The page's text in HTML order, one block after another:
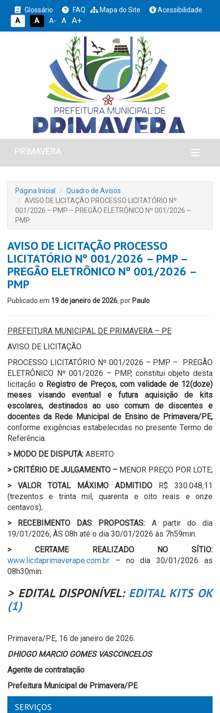
Glossário FAQ Mapa do Site
Acessibilidade
A
A A- A A+
PRIMAVERA
Página Inicial
Quadro de Avisos
AVISO DE LICITAÇÃO PROCESSO LICITATÓRIO Nº
001/2026 – PMP – PREGÃO ELETRÔNICO Nº 001/2026 –
PMP
AVISO DE LICITAÇÃO PROCESSO
LICITATÓRIO Nº 001/2026 – PMP –
PREGÃO ELETRÔNICO Nº 001/2026 –
PMP
Publicado em 19 de janeiro de 2026, por Paulo
PREFEITURA MUNICIPAL DE PRIMAVERA – PE
AVISO DE LICITAÇÃO
PROCESSO LICITATÓRIO Nº 001/2026 – PMP – PREGÃO
ELETRÔNICO Nº 001/2026 – PMP, constitui objeto desta
licitação o Registro de Preços, com validade de 12(doze)
meses visando eventual e futura aquisição de kits
escolares, destinados ao uso comum de discentes e
docentes da Rede Municipal de Ensino de Primavera/PE,
conforme exigências estabelecidas no presente Termo de
Referência.
>MODO DE DISPUTA: ABERTO
>CRITÉRIO DE JULGAMENTO – MENOR PREÇO POR LOTE;
> VALOR TOTAL MÁXIMO ADMITIDO R$ 330.048,11
(trezentos e trinta mil, quarenta e oito reais e onze
centavos);
> RECEBIMENTO DAS PROPOSTAS: A partir do dia
19/01/2026, ÀS 08h até o dia 30/01/2026 às 7h59min.
> CERTAME REALIZADO NO SÍTIO:
www.licitaprimaverape.com.br – no dia 30/01/2026 as
08h30min.
> EDITAL DISPONÍVEL: EDITAL KITS OK
(1)
Primavera/PE, 16 de janeiro de 2026.
DHIOGO MARCIO GOMES VASCONCELOS
Agente de contratação
Prefeitura Municipal de Primavera/PE
SERVIÇOS